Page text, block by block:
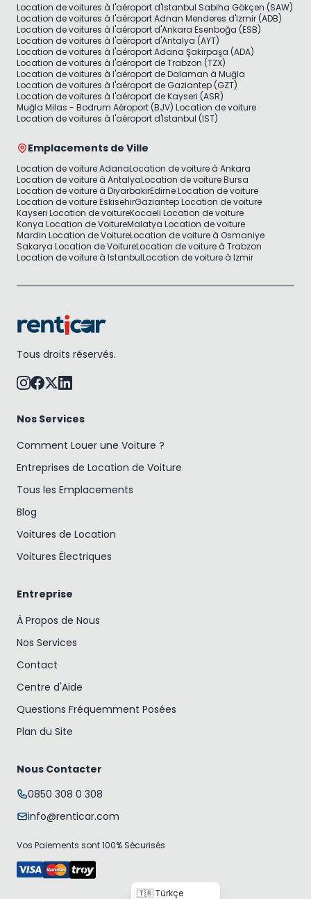
Location de voitures à l'aéroport d'Istanbul Sabiha Gökçen (SAW)
Location de voitures à l'aéroport Adnan Menderes d'Izmir (ADB)
Location de voitures à l'aéroport d'Ankara Esenboğa (ESB)
Location de voitures à l'aéroport d'Antalya (AYT)
Location de voitures à l'aéroport Adana Şakirpaşa (ADA)
Location de voitures à l'aéroport de Trabzon (TZX)
Location de voitures à l'aéroport de Dalaman à Muğla
Location de voitures à l'aéroport de Gaziantep (GZT)
Location de voitures à l'aéroport de Kayseri (ASR)
Muğla Milas - Bodrum Aéroport (BJV) Location de voiture
Location de voitures à l'aéroport d'Istanbul (IST)
Emplacements de Ville
Location de voiture AdanaLocation de voiture à Ankara
Location de voiture à AntalyaLocation de voiture Bursa
Location de voiture à DiyarbakirEdirne Location de voiture
Location de voiture EskisehirGaziantep Location de voiture
Kayseri Location de voitureKocaeli Location de voiture
Konya Location de VoitureMalatya Location de voiture
Mardin Location de VoitureLocation de voiture à Osmaniye
Sakarya Location de VoitureLocation de voiture à Trabzon
Location de voiture à IstanbulLocation de voiture à Izmir
Tous droits réservés.
Nos Services
Comment Louer une Voiture ?
Entreprises de Location de Voiture
Tous les Emplacements
Blog
Voitures de Location
Voitures Électriques
Entreprise
À Propos de Nous
Nos Services
Contact
Centre d'Aide
Questions Fréquemment Posées
Plan du Site
Nous Contacter
0850 308 0 308
info@renticar.com
Vos Paiements sont 100% Sécurisés
🇹🇷 Türkçe